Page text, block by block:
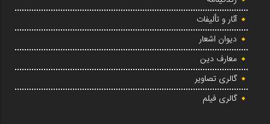
آثار و تألیفات
دیوان اشعار
معارف دین
گالری تصاویر
گالری فیلم